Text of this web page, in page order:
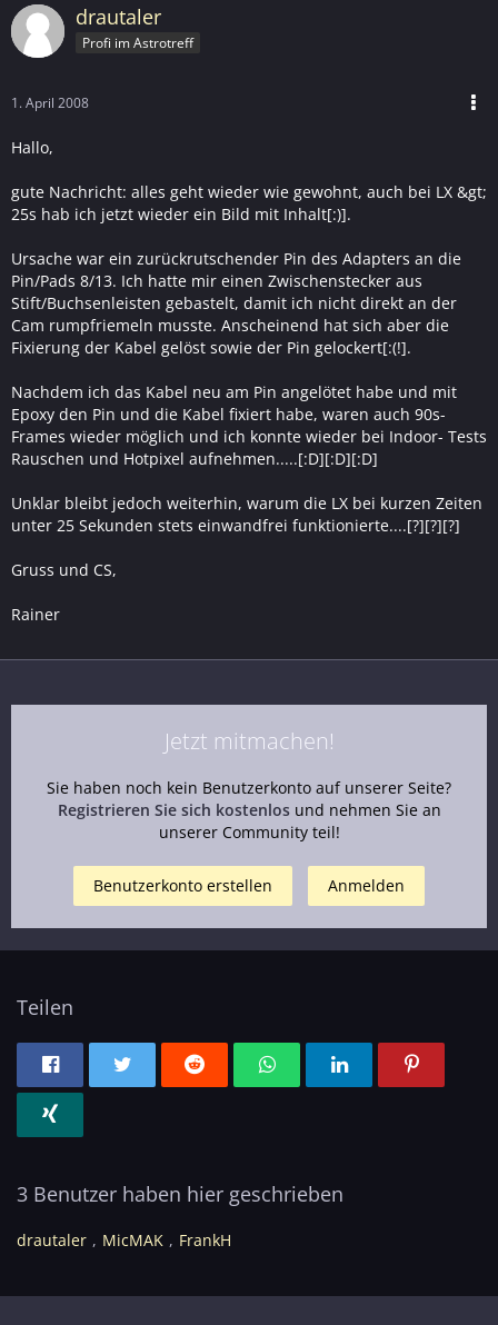
drautaler
Profi im Astrotreff
1. April 2008
Hallo,
gute Nachricht: alles geht wieder wie gewohnt, auch bei LX &gt;
25s hab ich jetzt wieder ein Bild mit Inhalt[:)].
Ursache war ein zurückrutschender Pin des Adapters an die
Pin/Pads 8/13. Ich hatte mir einen Zwischenstecker aus
Stift/Buchsenleisten gebastelt, damit ich nicht direkt an der
Cam rumpfriemeln musste. Anscheinend hat sich aber die
Fixierung der Kabel gelöst sowie der Pin gelockert[:(!].
Nachdem ich das Kabel neu am Pin angelötet habe und mit
Epoxy den Pin und die Kabel fixiert habe, waren auch 90s-
Frames wieder möglich und ich konnte wieder bei Indoor- Tests
Rauschen und Hotpixel aufnehmen.....[:D][:D][:D]
Unklar bleibt jedoch weiterhin, warum die LX bei kurzen Zeiten
unter 25 Sekunden stets einwandfrei funktionierte....[?][?][?]
Gruss und CS,
Rainer
Jetzt mitmachen!
Sie haben noch kein Benutzerkonto auf unserer Seite?
Registrieren Sie sich kostenlosund nehmen Sie an
unserer Community teil!
Benutzerkonto erstellen Anmelden
Teilen
3 Benutzer haben hier geschrieben
drautaler MicMAK FrankH